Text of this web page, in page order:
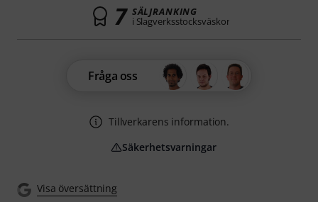
Visa översättning
7 SÄLJRANKING
i Slagverksstocksväskor
Fråga oss
Tillverkarens information.
Säkerhetsvarningar